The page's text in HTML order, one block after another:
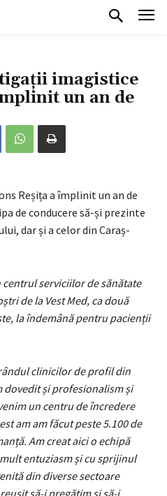
imagistice
un an de
Reșița a împlinit un an de
de conducere să-și prezinte
dar și a celor din Caraș-
serviciilor de sănătate
de la Vest Med, ca două
la îndemână pentru pacienții
clinicilor de profil din
dovedit și profesionalism și
un centru de încredere
am am făcut peste 5.100 de
Am creat aici o echipă
entuziasm și cu sprijinul
din diverse sectoare
să-i pregătim și să-i